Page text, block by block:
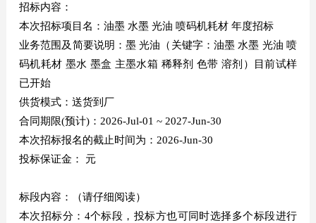
招标内容：
本次招标项目名：油墨 水墨 光油 喷码机耗材 年度招标
业务范围及简要说明：墨 光油（关键字：油墨 水墨 光油 喷
码机耗材 墨水 墨盒 主墨水箱 稀释剂 色带 溶剂）目前试样
已开始
供货模式：送货到厂
合同期限(预计)：2026-Jul-01 ~ 2027-Jun-30
本次招标报名的截止时间为：2026-Jun-30
投标保证金： 元
标段内容：（请仔细阅读）
本次招标分：4个标段，投标方也可同时选择多个标段进行